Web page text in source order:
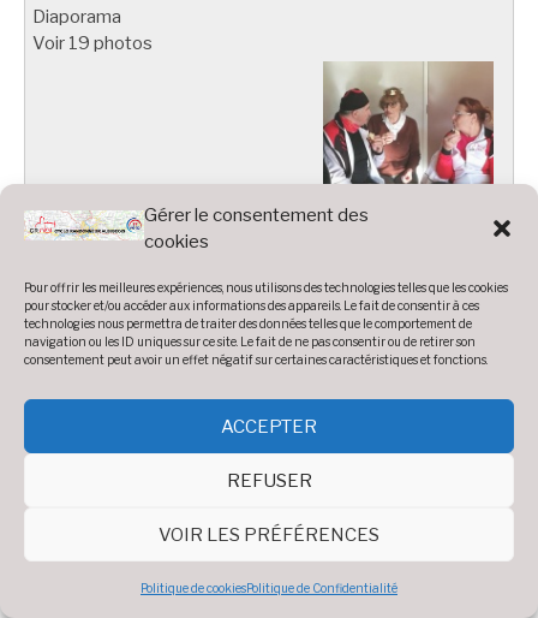
Gérer le consentement des
cookies
Pour offrir les meilleures expériences, nous utilisons des technologies telles que les cookies
pour stocker et/ou accéder aux informations des appareils. Le fait de consentir à ces
technologies nous permettra de traiter des données telles que le comportement de
navigation ou les ID uniques sur ce site. Le fait de ne pas consentir ou de retirer son
consentement peut avoir un effet négatif sur certaines caractéristiques et fonctions.
ACCEPTER
REFUSER
VOIR LES PRÉFÉRENCES
Politique de cookiesPolitique de Confidentialité
Diaporama
Voir 19 photos
Photos 2019 :
Accueil»Photos»Année 2019»Voyage Itinérant Féminin
3 VIF 2019.jpg